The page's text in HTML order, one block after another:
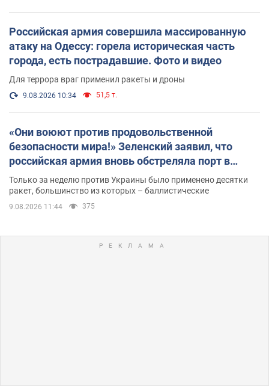
Российская армия совершила массированную
атаку на Одессу: горела историческая часть
города, есть пострадавшие. Фото и видео
Для террора враг применил ракеты и дроны
9.08.2026 10:34 51,5 т.
«Они воюют против продовольственной
безопасности мира!» Зеленский заявил, что
российская армия вновь обстреляла порт в
Одессе
Только за неделю против Украины было применено десятки
ракет, большинство из которых – баллистические
9.08.2026 11:44 375